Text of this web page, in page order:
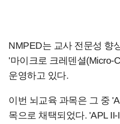
NMPED는 교사 전문성 향
'마이크로 크레덴셜(Micro-
운영하고 있다.
이번 뇌교육 과목은 그 중
목으로 채택되었다. 'APL